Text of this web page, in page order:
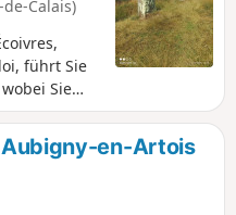
Calais)
führt Sie
Sie
Pierres
Diable
einen
Abtei zu
Aubigny-en-Artois